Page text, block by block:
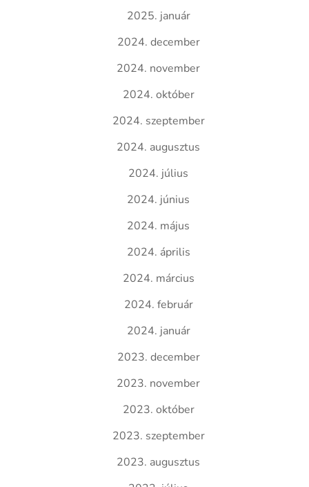
2025. január
2024. december
2024. november
2024. október
2024. szeptember
2024. augusztus
2024. július
2024. június
2024. május
2024. április
2024. március
2024. február
2024. január
2023. december
2023. november
2023. október
2023. szeptember
2023. augusztus